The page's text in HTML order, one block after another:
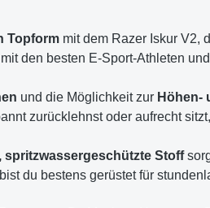
Topform mit dem Razer Iskur V2,
den besten E-Sport-Athleten
und die Möglichkeit zur Höhen-
zurücklehnst oder aufrecht
spritzwassergeschützte Stoff
du bestens gerüstet für